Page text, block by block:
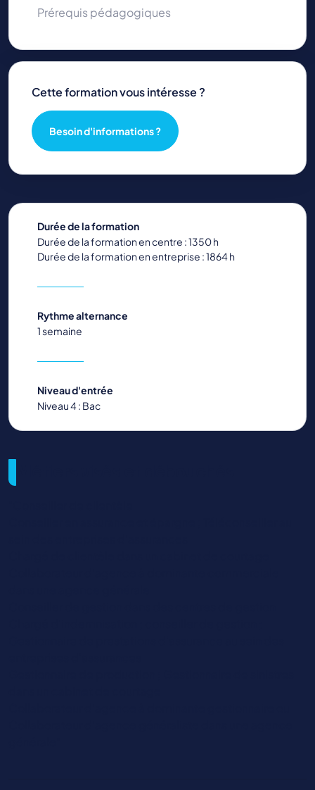
Durée de la formation
Durée de la formation en centre : 1350 h
Durée de la formation en entreprise : 1864 h
Rythme alternance
1 semaine
Niveau d'entrée
Niveau 4 : Bac
Prérequis pédagogiques
Cette formation vous intéresse ?
Besoin d'informations ?